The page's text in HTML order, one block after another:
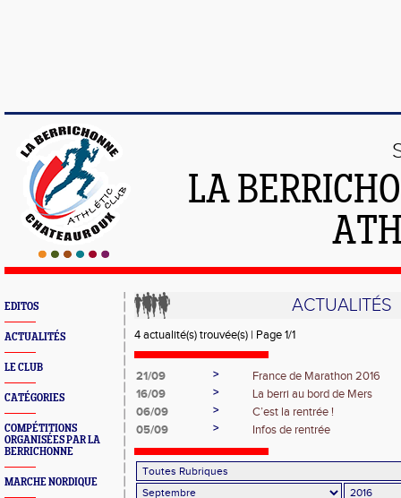
LA
EDITOS
ACTUALITÉS
LE CLUB
CATÉGORIES
COMPÉTITIONS
ORGANISÉES PAR LA
BERRICHONNE
MARCHE NORDIQUE
ACTUALITÉS
4 actualité(s) trouvée(s) | Page 1/1
21/09 >
France de Marathon 2016
16/09
>
La berri au bord de Mers
06/09
>
C’est la rentrée !
05/09
> Infos de rentrée